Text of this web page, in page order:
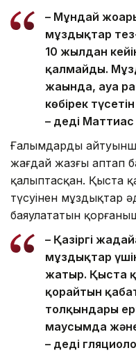
– Мұндай
мұздықтар
10 жылдан
қалмайды.
жағында, ауа
көбірек
– деді
Ғалымдардың
жағдай жазғы аптап
қалыптасқан. Қыста
түсуінен мұздықтар
баяулататын
– Қазіргі
мұздықтар
жатыр. Қыста
қорғайтын
толқындары
маусымда
– деді